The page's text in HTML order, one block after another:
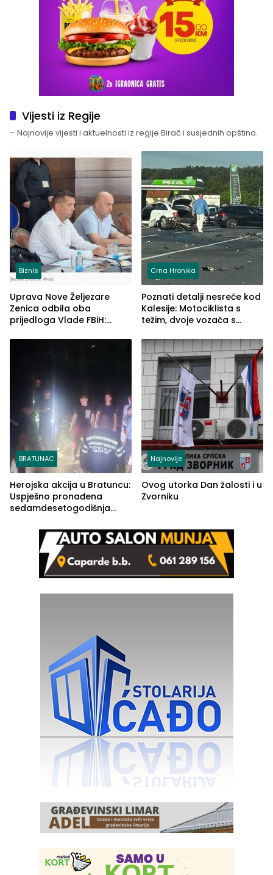
Vijesti iz Regije
– Najnovije vijesti i aktuelnosti iz regije Birač i susjednih opština.
Biznis
Uprava Nove Željezare
Zenica odbila oba
prijedloga Vlade FBiH:
rješenje
Crna Hronika
Poznati detalji nesreće kod
Kalesije: Motociklista s
težim, dvoje vozača s
BRATUNAC
Herojska akcija u Bratuncu:
Uspješno pronađena
sedamdesetogodišnja
Kravice.
Najnovije
Ovog utorka Dan žalosti i u
Zvorniku